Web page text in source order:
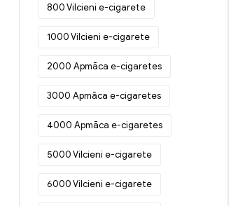
800 Vilcieni e-cigarete
1000 Vilcieni e-cigarete
2000 Apmāca e-cigaretes
3000 Apmāca e-cigaretes
4000 Apmāca e-cigaretes
5000 Vilcieni e-cigarete
6000 Vilcieni e-cigarete